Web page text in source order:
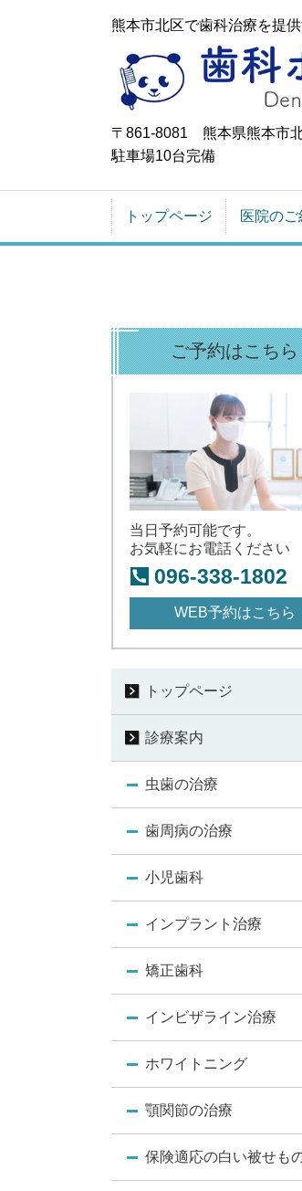
熊本市北区で歯科治療を提
〒861-8081 熊本県熊本市
駐車場10台完備
トップページ 医院のご
ご予約はこちら
当日予約可能です。
お気軽にお電話ください
096-338-1802
WEB予約はこちら
トップページ
診療案内
虫歯の治療
歯周病の治療
小児歯科
インプラント治療
矯正歯科
インビザライン治療
ホワイトニング
顎関節の治療
保険適応の白い被せも